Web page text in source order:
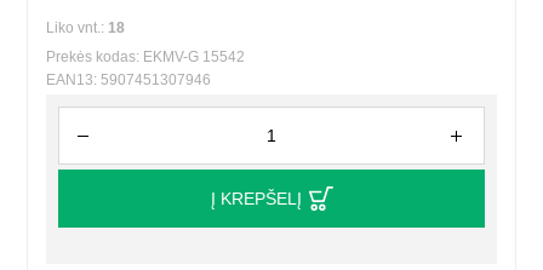
Liko vnt.: 18
Prekės kodas: EKMV-G 15542
EAN13: 5907451307946
Į KREPŠELĮ